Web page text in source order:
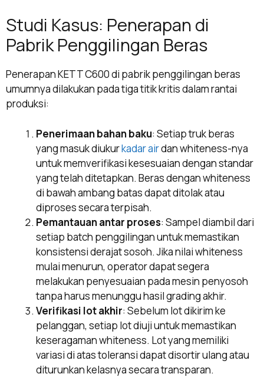
Studi Kasus: Penerapan di
Pabrik Penggilingan Beras
Penerapan KETT C600 di pabrik penggilingan beras
umumnya dilakukan pada tiga titik kritis dalam rantai
produksi:
Penerimaan bahan baku: Setiap truk beras
yang masuk diukurkadar airdan whiteness-nya
untuk memverifikasi kesesuaian dengan standar
yang telah ditetapkan. Beras dengan whiteness
di bawah ambang batas dapat ditolak atau
diproses secara terpisah.
Pemantauan antar proses: Sampel diambil dari
setiap batch penggilingan untuk memastikan
konsistensi derajat sosoh. Jika nilai whiteness
mulai menurun, operator dapat segera
melakukan penyesuaian pada mesin penyosoh
tanpa harus menunggu hasil grading akhir.
Verifikasi lot akhir: Sebelum lot dikirim ke
pelanggan, setiap lot diuji untuk memastikan
keseragaman whiteness. Lot yang memiliki
variasi di atas toleransi dapat disortir ulang atau
diturunkan kelasnya secara transparan.